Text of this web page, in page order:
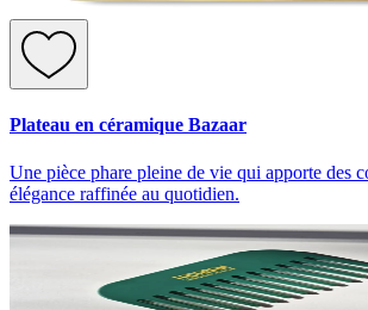
Plateau en céramique Bazaar
Une pièce phare pleine de vie qui apporte des
élégance raffinée au quotidien.